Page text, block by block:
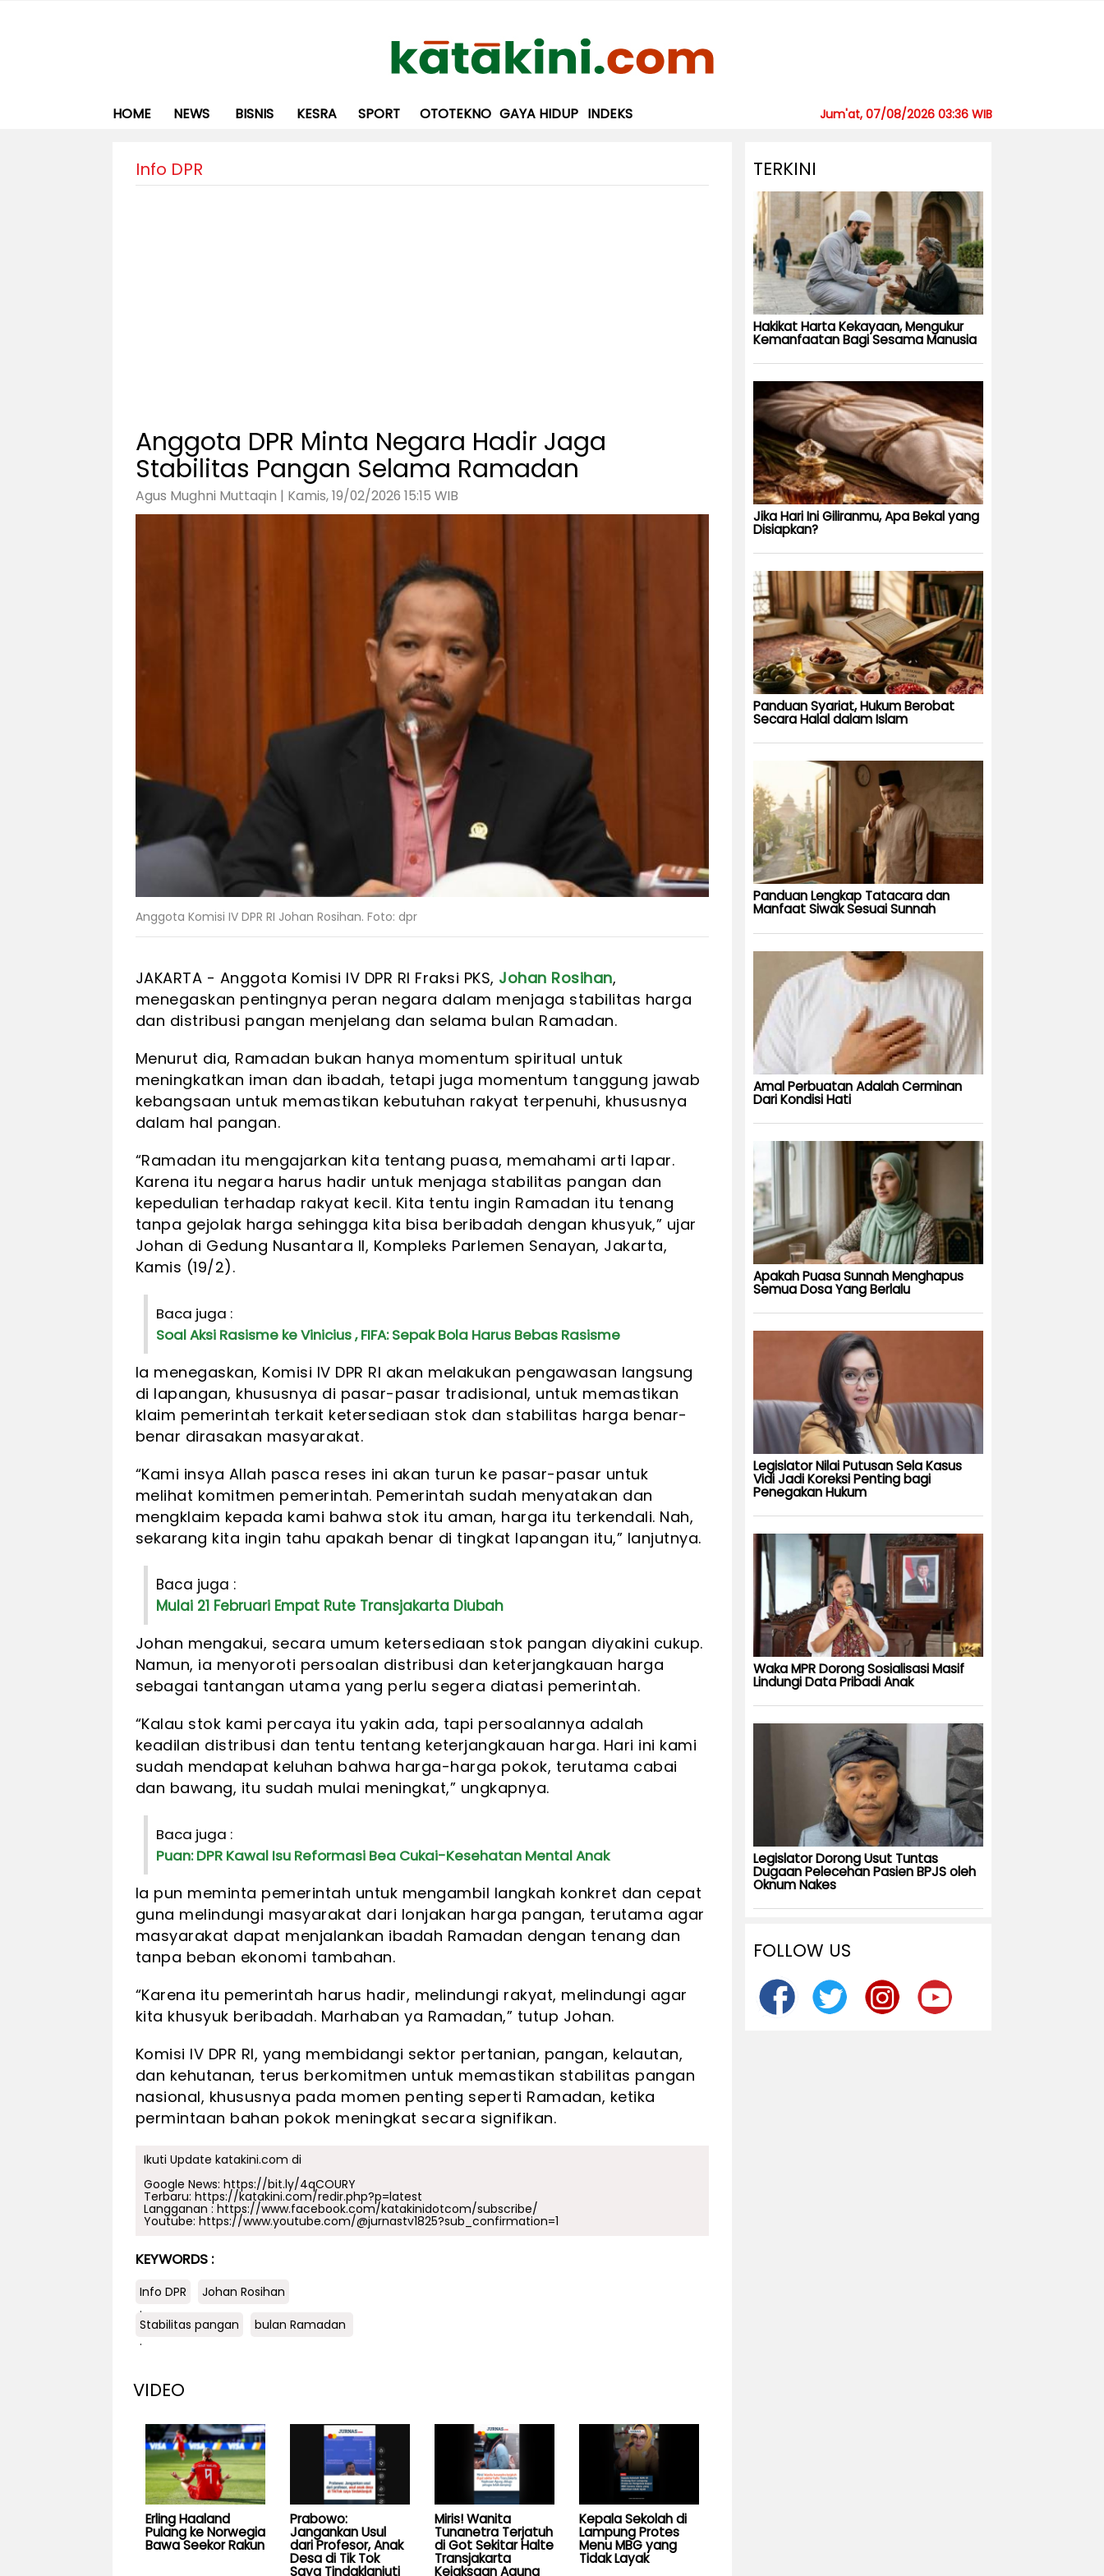
HOME NEWS BISNIS KESRA SPORT OTOTEKNO GAYA HIDUP INDEKS Jum'at, 07/08/2026 03:36 WIB
Info DPR
Anggota DPR Minta Negara Hadir Jaga
Stabilitas Pangan Selama Ramadan
Agus Mughni Muttaqin | Kamis, 19/02/2026 15:15 WIB
Anggota Komisi IV DPR RI Johan Rosihan. Foto: dpr
JAKARTA - Anggota Komisi IV DPR RI Fraksi PKS, Johan Rosihan,
menegaskan pentingnya peran negara dalam menjaga stabilitas harga
dan distribusi pangan menjelang dan selama bulan Ramadan.
Menurut dia, Ramadan bukan hanya momentum spiritual untuk
meningkatkan iman dan ibadah, tetapi juga momentum tanggung jawab
kebangsaan untuk memastikan kebutuhan rakyat terpenuhi, khususnya
dalam hal pangan.
“Ramadan itu mengajarkan kita tentang puasa, memahami arti lapar.
Karena itu negara harus hadir untuk menjaga stabilitas pangan dan
kepedulian terhadap rakyat kecil. Kita tentu ingin Ramadan itu tenang
tanpa gejolak harga sehingga kita bisa beribadah dengan khusyuk,” ujar
Johan di Gedung Nusantara II, Kompleks Parlemen Senayan, Jakarta,
Kamis (19/2).
Baca juga :
Soal Aksi Rasisme ke Vinicius , FIFA: Sepak Bola Harus Bebas Rasisme
Ia menegaskan, Komisi IV DPR RI akan melakukan pengawasan langsung
di lapangan, khususnya di pasar-pasar tradisional, untuk memastikan
klaim pemerintah terkait ketersediaan stok dan stabilitas harga benar-
benar dirasakan masyarakat.
“Kami insya Allah pasca reses ini akan turun ke pasar-pasar untuk
melihat komitmen pemerintah. Pemerintah sudah menyatakan dan
mengklaim kepada kami bahwa stok itu aman, harga itu terkendali. Nah,
sekarang kita ingin tahu apakah benar di tingkat lapangan itu,” lanjutnya.
Baca juga :
Mulai 21 Februari Empat Rute Transjakarta Diubah
Johan mengakui, secara umum ketersediaan stok pangan diyakini cukup.
Namun, ia menyoroti persoalan distribusi dan keterjangkauan harga
sebagai tantangan utama yang perlu segera diatasi pemerintah.
“Kalau stok kami percaya itu yakin ada, tapi persoalannya adalah
keadilan distribusi dan tentu tentang keterjangkauan harga. Hari ini kami
sudah mendapat keluhan bahwa harga-harga pokok, terutama cabai
dan bawang, itu sudah mulai meningkat,” ungkapnya.
Baca juga :
Puan: DPR Kawal Isu Reformasi Bea Cukai-Kesehatan Mental Anak
Ia pun meminta pemerintah untuk mengambil langkah konkret dan cepat
guna melindungi masyarakat dari lonjakan harga pangan, terutama agar
masyarakat dapat menjalankan ibadah Ramadan dengan tenang dan
tanpa beban ekonomi tambahan.
“Karena itu pemerintah harus hadir, melindungi rakyat, melindungi agar
kita khusyuk beribadah. Marhaban ya Ramadan,” tutup Johan.
Komisi IV DPR RI, yang membidangi sektor pertanian, pangan, kelautan,
dan kehutanan, terus berkomitmen untuk memastikan stabilitas pangan
nasional, khususnya pada momen penting seperti Ramadan, ketika
permintaan bahan pokok meningkat secara signifikan.
Ikuti Update katakini.com di
Google News: https://bit.ly/4qCOURY
Terbaru: https://katakini.com/redir.php?p=latest
Langganan : https://www.facebook.com/katakinidotcom/subscribe/
Youtube: https://www.youtube.com/@jurnastv1825?sub_confirmation=1
KEYWORDS :
Info DPR
Johan Rosihan
.
Stabilitas pangan
bulan Ramadan
.
VIDEO
Erling Haaland
Pulang ke Norwegia
Bawa Seekor Rakun
Prabowo:
Jangankan Usul
dari Profesor, Anak
Desa di Tik Tok
Saya Tindaklanjuti
Miris! Wanita
Tunanetra Terjatuh
di Got Sekitar Halte
Transjakarta
Kejaksaan Agung
Kepala Sekolah di
Lampung Protes
Menu MBG yang
Tidak Layak
TERKINI
Hakikat Harta Kekayaan, Mengukur
Kemanfaatan Bagi Sesama Manusia
Jika Hari Ini Giliranmu, Apa Bekal yang
Disiapkan?
Panduan Syariat, Hukum Berobat
Secara Halal dalam Islam
Panduan Lengkap Tatacara dan
Manfaat Siwak Sesuai Sunnah
Amal Perbuatan Adalah Cerminan
Dari Kondisi Hati
Apakah Puasa Sunnah Menghapus
Semua Dosa Yang Berlalu
Legislator Nilai Putusan Sela Kasus
Vidi Jadi Koreksi Penting bagi
Penegakan Hukum
Waka MPR Dorong Sosialisasi Masif
Lindungi Data Pribadi Anak
Legislator Dorong Usut Tuntas
Dugaan Pelecehan Pasien BPJS oleh
Oknum Nakes
FOLLOW US